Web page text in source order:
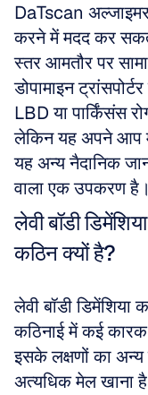
DaTscan
करने में मदद कर
स्तर आमतौर पर
डोपामाइन
LBD या पार्किंसंस
लेकिन यह अपने आप में
यह अन्य नैदानिक
वाला एक उपकरण है।
लेवी बॉडी
कठिन क्यों है?
लेवी बॉडी
कठिनाई में कई
इसके लक्षणों का अन्य
अत्यधिक मेल खाना